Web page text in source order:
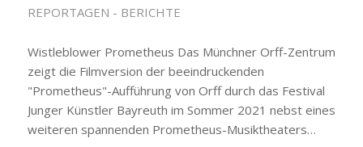
REPORTAGEN - BERICHTE
Wistleblower Prometheus Das Münchner Orff-Zentrum
zeigt die Filmversion der beeindruckenden
"Prometheus"-Aufführung von Orff durch das Festival
Junger Künstler Bayreuth im Sommer 2021 nebst eines
weiteren spannenden Prometheus-Musiktheaters…